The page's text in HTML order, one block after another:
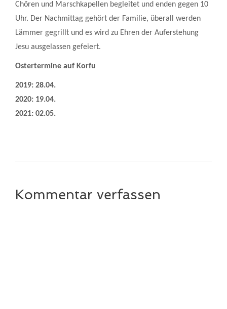
Chören und Marschkapellen begleitet und enden gegen 10
Uhr. Der Nachmittag gehört der Familie, überall werden
Lämmer gegrillt und es wird zu Ehren der Auferstehung
Jesu ausgelassen gefeiert.
Ostertermine auf Korfu
2019: 28.04.
2020: 19.04.
2021: 02.05.
Kommentar verfassen